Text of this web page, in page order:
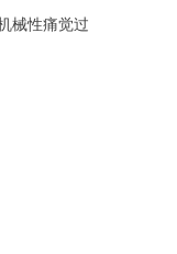
械性痛觉过